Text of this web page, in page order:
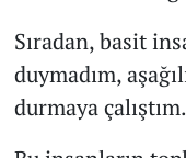
Sıradan, basit
duymadım,
durmaya çalıştım.